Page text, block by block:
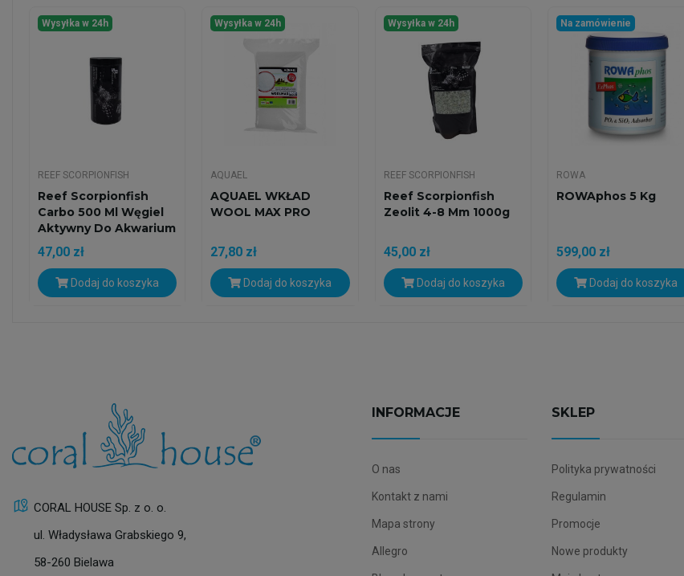
Wysyłka w 24h
REEF SCORPIONFISH
Reef Scorpionfish
Carbo 500 Ml Węgiel
Aktywny Do Akwarium
47,00 zł
Dodaj do koszyka
Wysyłka w 24h
AQUAEL
AQUAEL WKŁAD
WOOL MAX PRO
27,80 zł
Dodaj do koszyka
Wysyłka w 24h
REEF SCORPIONFISH
Reef Scorpionfish
Zeolit 4-8 Mm 1000g
45,00 zł
Dodaj do koszyka
Na zamówienie
ROWA
ROWAphos 5 Kg
599,00 zł
Dodaj do koszyka
CORAL HOUSE Sp. z o. o.
ul. Władysława Grabskiego 9,
58-260 Bielawa
INFORMACJE
O nas
Kontakt z nami
Mapa strony
Allegro
SKLEP
Polityka prywatności
Regulamin
Promocje
Nowe produkty